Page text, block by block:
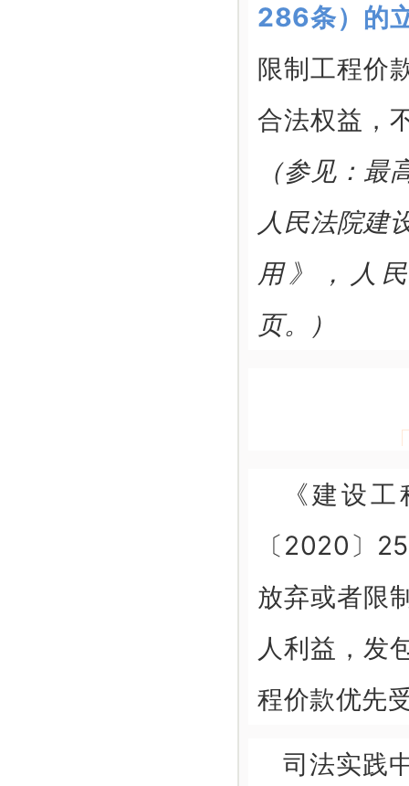
286条）的
限制工程价
合法权益，
（参见：
人民法院建
用》，人
页。）
《建设
〔2020〕
放弃或者限
人利益，发
程价款优先
司法实践